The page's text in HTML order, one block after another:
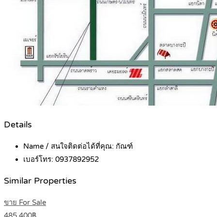
Details
Name / สนใจติดต่อได้ที่คุณ: กัณฑ์
เบอร์โทร: 0937892952
Similar Properties
ขาย For Sale